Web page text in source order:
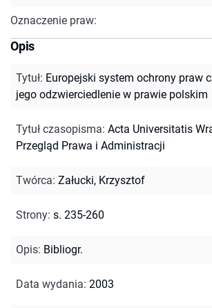
Oznaczenie praw:
Opis
Tytuł: Europejski system ochrony praw
jego odzwierciedlenie w prawie polskim
Tytuł czasopisma: Acta Universitatis
Przegląd Prawa i Administracji
Twórca: Załucki, Krzysztof
Strony: s. 235-260
Opis: Bibliogr.
Data wydania: 2003